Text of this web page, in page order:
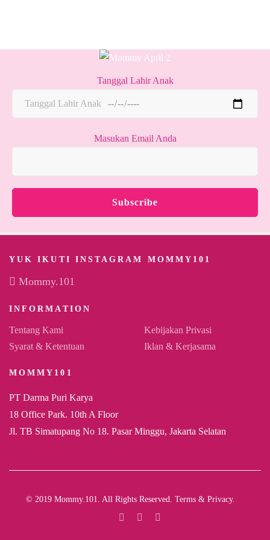
Tanggal Lahir Anak
Masukan Email Anda
YUK IKUTI INSTAGRAM MOMMY101
Mommy.101
INFORMATION
Tentang Kami
Kebijakan Privasi
Syarat & Ketentuan
Iklan & Kerjasama
MOMMY101
PT Darma Puri Karya
18 Office Park. 10th A Floor
Jl. TB Simatupang No 18. Pasar Minggu, Jakarta Selatan
© 2019 Mommy.101. All Rights Reserved. Terms & Privacy.